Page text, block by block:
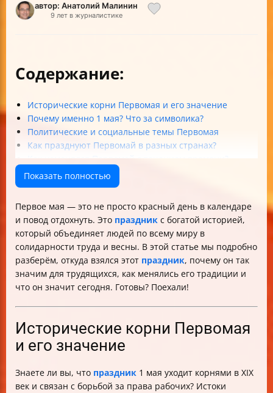
автор: Анатолий Малинин
9 лет в журналистике
Содержание:
Исторические корни Первомая и его значение
Почему именно 1 мая? Что за символика?
Политические и социальные темы Первомая
Как празднуют Первомай в разных странах?
Как изменялся Первомай с течением времени?
Как рассказать о Первомае интересно и наглядно?
Итог: почему важно помнить и праздновать Первое
Краткий обзор
Показать полностью
Первое мая — это не просто красный день в календаре
и повод отдохнуть. Это праздник с богатой историей,
который объединяет людей по всему миру в
солидарности труда и весны. В этой статье мы подробно
разберём, откуда взялся этот праздник, почему он так
значим для трудящихся, как менялись его традиции и
что он значит сегодня. Готовы? Поехали!
Исторические корни Первомая
и его значение
Знаете ли вы, что праздник 1 мая уходит корнями в XIX
век и связан с борьбой за права рабочих? Истоки